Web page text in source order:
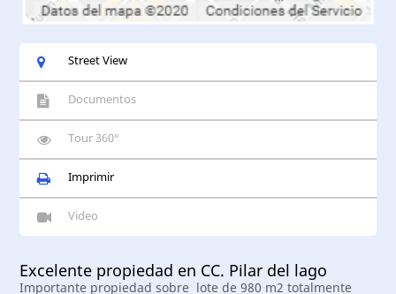
Street View
Documentos
Tour 360°
Imprimir
Video
Excelente propiedad en CC. Pilar del lago
Importante propiedad sobre lote de 980 m2 totalmente